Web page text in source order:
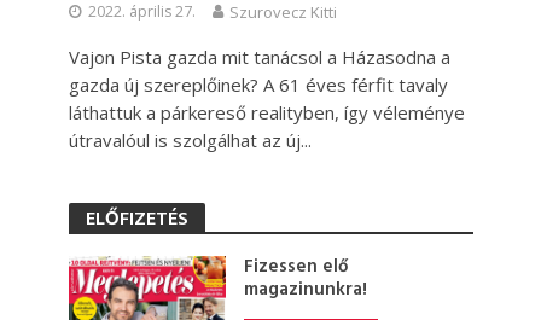
2022. április 27. Szurovecz Kitti
Vajon Pista gazda mit tanácsol a Házasodna a
gazda új szereplőinek? A 61 éves férfit tavaly
láthattuk a párkereső realityben, így véleménye
útravalóul is szolgálhat az új...
ELŐFIZETÉS
Fizessen elő
magazinunkra!